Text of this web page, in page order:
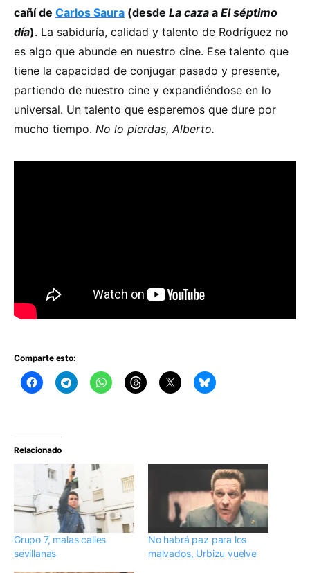
cañí de Carlos Saura (desde La caza a El séptimo
día). La sabiduría, calidad y talento de Rodríguez no
es algo que abunde en nuestro cine. Ese talento que
tiene la capacidad de conjugar pasado y presente,
partiendo de nuestro cine y expandiéndose en lo
universal. Un talento que esperemos que dure por
mucho tiempo. No lo pierdas, Alberto.
Comparte esto:
Relacionado
Grupo 7, malas calles
sevillanas
No habrá paz para los
malvados, Urbizu vuelve